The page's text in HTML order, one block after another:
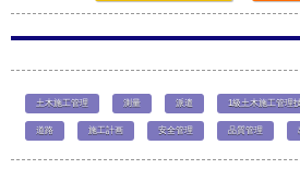
土木施工管理 測量 派遣 1級土木施工管理
道路 施工計画 安全管理 品質管理